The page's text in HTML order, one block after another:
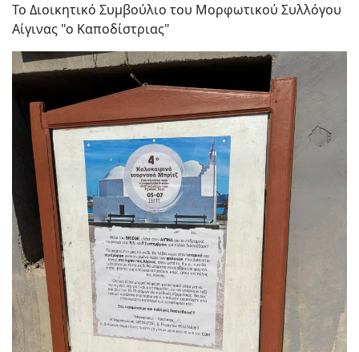
Το Διοικητικό Συμβούλιο του Μορφωτικού Συλλόγου
Αίγινας "ο Καποδίστριας"